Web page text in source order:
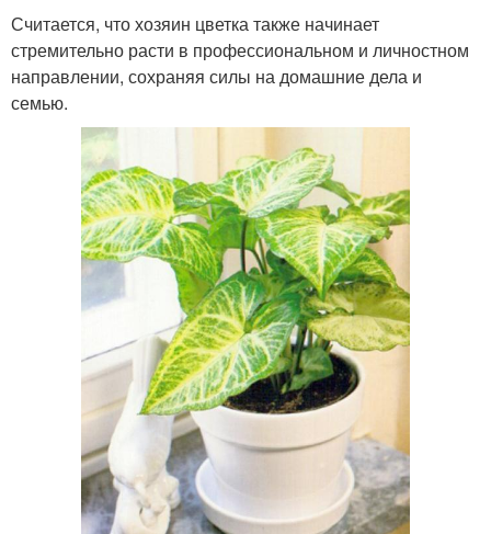
Считается, что хозяин цветка также начинает
стремительно расти в профессиональном и личностном
направлении, сохраняя силы на домашние дела и
семью.